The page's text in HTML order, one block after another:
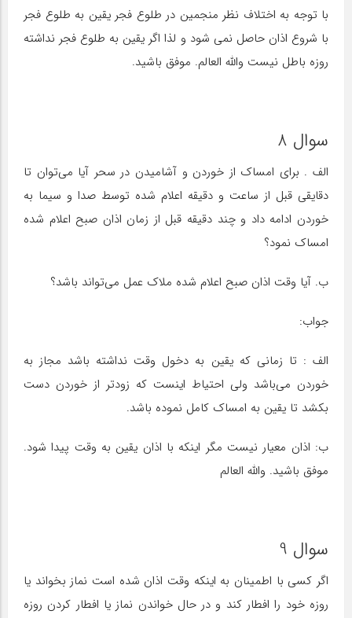
با توجه به اختلاف نظر منجمین در طلوع فجر یقین به طلوع فجر
با شروع اذان حاصل نمی شود و لذا اگر یقین به طلوع فجر نداشته
روزه باطل نیست والله العالم. موفق باشید.
سوال 8
الف . برای امساک از خوردن و آشامیدن در سحر آیا می‌توان تا
دقایقی قبل از ساعت و دقیقه اعلام شده توسط صدا و سیما به
خوردن ادامه داد و چند دقیقه قبل از زمان اذان صبح اعلام شده
امساک نمود؟
ب. آیا وقت اذان صبح اعلام شده ملاک عمل می‌تواند باشد؟
جواب:
الف : تا زمانی که یقین به دخول وقت نداشته باشد مجاز به
خوردن می‌باشد ولی احتیاط اینست که زودتر از خوردن دست
بکشد تا یقین به امساک کامل نموده باشد.
ب: اذان معیار نیست مگر اینکه با اذان یقین به وقت پیدا شود.
موفق باشید. والله العالم
سوال 9
اگر کسی با اطمینان به اینکه وقت اذان شده است نماز بخواند یا
روزه خود را افطار کند و در حال خواندن نماز یا افطار کردن روزه